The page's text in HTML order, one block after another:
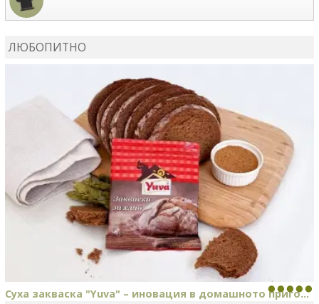
ЛЮБОПИТНО
Суха закваска "Yuva" – иновация в домашното приго...